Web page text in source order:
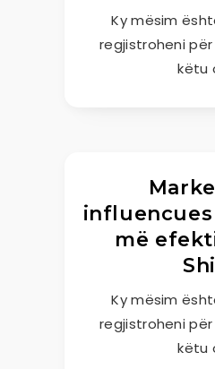
Ky mësim
regjistroheni
këtu
më
Ky mësim
regjistroheni
këtu